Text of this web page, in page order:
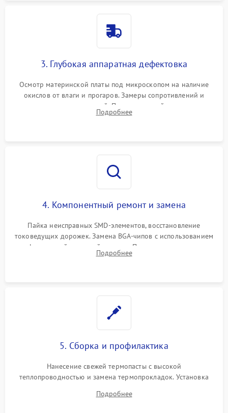
3. Глубокая аппаратная дефектовка
Осмотр материнской платы под микроскопом на наличие
окислов от влаги и прогаров. Замеры сопротивлений и
дежурных напряжений. Проверка цепей питания,
мультиконтроллера, процессора и видеочипа.
Подробнее
4. Компонентный ремонт и замена
Пайка неисправных SMD-элементов, восстановление
токоведущих дорожек. Замена BGA-чипов с использованием
инфракрасной паяльной станции. Прошивка микросхемы
BIOS или замена поврежденных портов USB
Подробнее
5. Сборка и профилактика
Нанесение свежей термопасты с высокой
теплопроводностью и замена термопрокладок. Установка
шлейфов, модулей памяти и накопителей. Предварительная
Подробнее